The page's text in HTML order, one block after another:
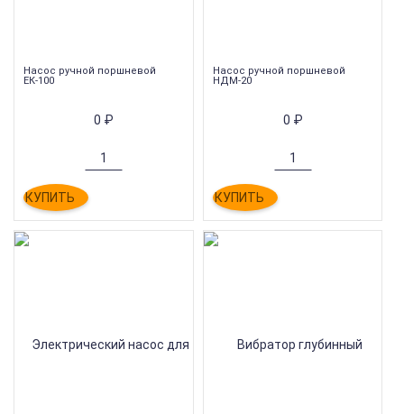
Насос ручной поршневой
ЕК-100
0 ₽
КУПИТЬ
Насос ручной поршневой
НДМ-20
0 ₽
КУПИТЬ